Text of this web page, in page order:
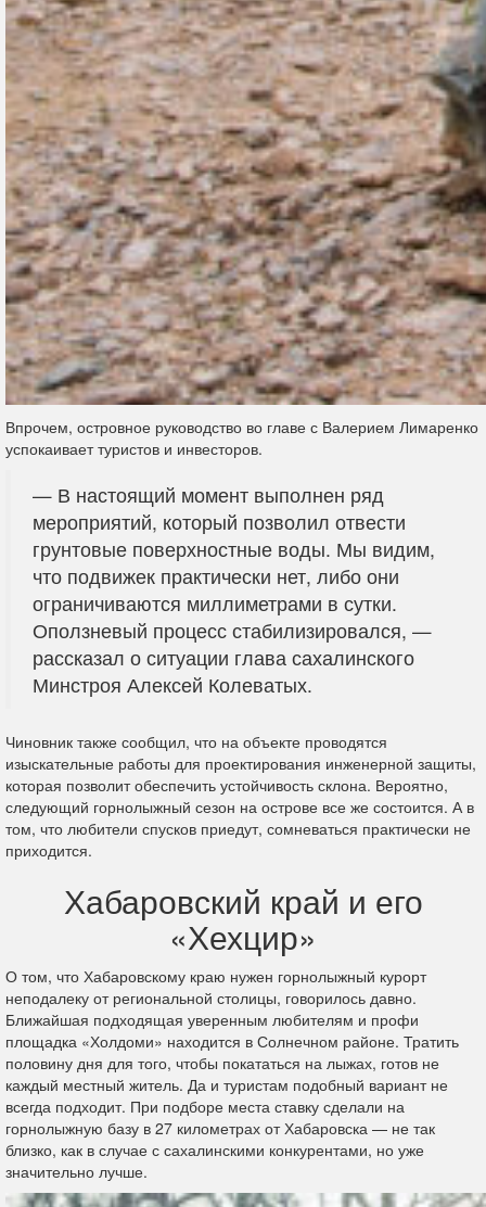
Впрочем, островное руководство во главе с Валерием Лимаренко
успокаивает туристов и инвесторов.
— В настоящий момент выполнен ряд
мероприятий, который позволил отвести
грунтовые поверхностные воды. Мы видим,
что подвижек практически нет, либо они
ограничиваются миллиметрами в сутки.
Оползневый процесс стабилизировался, —
рассказал о ситуации глава сахалинского
Минстроя Алексей Колеватых.
Чиновник также сообщил, что на объекте проводятся
изыскательные работы для проектирования инженерной защиты,
которая позволит обеспечить устойчивость склона. Вероятно,
следующий горнолыжный сезон на острове все же состоится. А в
том, что любители спусков приедут, сомневаться практически не
приходится.
Хабаровский край и его
«Хехцир»
О том, что Хабаровскому краю нужен горнолыжный курорт
неподалеку от региональной столицы, говорилось давно.
Ближайшая подходящая уверенным любителям и профи
площадка «Холдоми» находится в Солнечном районе. Тратить
половину дня для того, чтобы покататься на лыжах, готов не
каждый местный житель. Да и туристам подобный вариант не
всегда подходит. При подборе места ставку сделали на
горнолыжную базу в 27 километрах от Хабаровска — не так
близко, как в случае с сахалинскими конкурентами, но уже
значительно лучше.